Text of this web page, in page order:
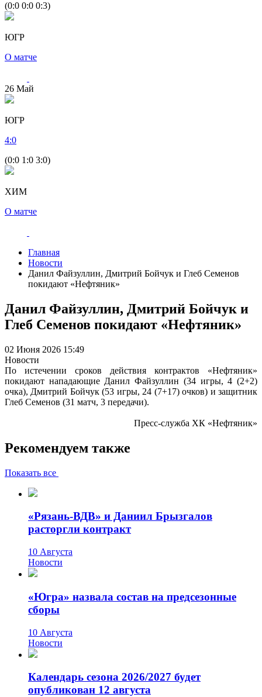
(0:0 0:0 0:3)
ЮГР
О матче
26 Май
ЮГР
4:0
(0:0 1:0 3:0)
ХИМ
О матче
Главная
Новости
Данил Файзуллин, Дмитрий Бойчук и Глеб Семенов
покидают «Нефтяник»
Данил Файзуллин, Дмитрий Бойчук и
Глеб Семенов покидают «Нефтяник»
02 Июня 2026 15:49
Новости
По истечении сроков действия контрактов «Нефтяник»
покидают нападающие Данил Файзуллин (34 игры, 4 (2+2)
очка), Дмитрий Бойчук (53 игры, 24 (7+17) очков) и защитник
Глеб Семенов (31 матч, 3 передачи).
Пресс-служба ХК «Нефтяник»
Рекомендуем также
Показать все
«Рязань-ВДВ» и Даниил Брызгалов
расторгли контракт
10 Августа
Новости
«Югра» назвала состав на предсезонные
сборы
10 Августа
Новости
Календарь сезона 2026/2027 будет
опубликован 12 августа